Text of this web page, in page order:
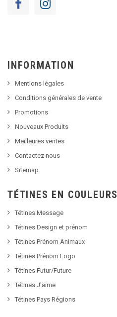
INFORMATION
Mentions légales
Conditions générales de vente
Promotions
Nouveaux Produits
Meilleures ventes
Contactez nous
Sitemap
TÉTINES EN COULEURS
Tétines Message
Tétines Design et prénom
Tétines Prénom Animaux
Tétines Prénom Logo
Tétines Futur/Future
Tétines J'aime
Tétines Pays Régions